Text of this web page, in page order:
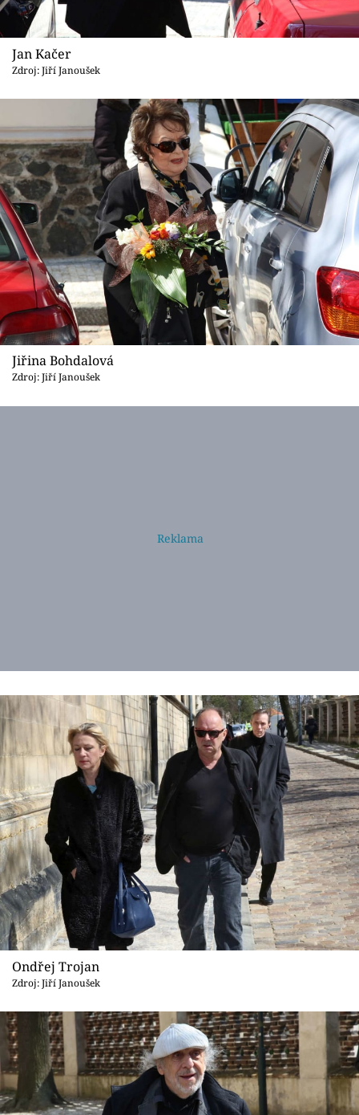
Jan Kačer
Zdroj: Jiří Janoušek
Jiřina Bohdalová
Zdroj: Jiří Janoušek
Ondřej Trojan
Zdroj: Jiří Janoušek